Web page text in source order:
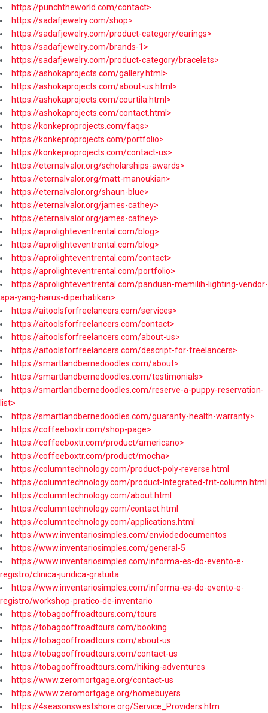
https://punchtheworld.com/contact>
https://sadafjewelry.com/shop>
https://sadafjewelry.com/product-category/earings>
https://sadafjewelry.com/brands-1>
https://sadafjewelry.com/product-category/bracelets>
https://ashokaprojects.com/gallery.html>
https://ashokaprojects.com/about-us.html>
https://ashokaprojects.com/courtila.html>
https://ashokaprojects.com/contact.html>
https://konkeproprojects.com/faqs>
https://konkeproprojects.com/portfolio>
https://konkeproprojects.com/contact-us>
https://eternalvalor.org/scholarships-awards>
https://eternalvalor.org/matt-manoukian>
https://eternalvalor.org/shaun-blue>
https://eternalvalor.org/james-cathey>
https://eternalvalor.org/james-cathey>
https://aprolighteventrental.com/blog>
https://aprolighteventrental.com/blog>
https://aprolighteventrental.com/contact>
https://aprolighteventrental.com/portfolio>
https://aprolighteventrental.com/panduan-memilih-lighting-vendor-
apa-yang-harus-diperhatikan>
https://aitoolsforfreelancers.com/services>
https://aitoolsforfreelancers.com/contact>
https://aitoolsforfreelancers.com/about-us>
https://aitoolsforfreelancers.com/descript-for-freelancers>
https://smartlandbernedoodles.com/about>
https://smartlandbernedoodles.com/testimonials>
https://smartlandbernedoodles.com/reserve-a-puppy-reservation-
list>
https://smartlandbernedoodles.com/guaranty-health-warranty>
https://coffeeboxtr.com/shop-page>
https://coffeeboxtr.com/product/americano>
https://coffeeboxtr.com/product/mocha>
https://columntechnology.com/product-poly-reverse.html
https://columntechnology.com/product-Integrated-frit-column.html
https://columntechnology.com/about.html
https://columntechnology.com/contact.html
https://columntechnology.com/applications.html
https://www.inventariosimples.com/enviodedocumentos
https://www.inventariosimples.com/general-5
https://www.inventariosimples.com/informa-es-do-evento-e-
registro/clinica-juridica-gratuita
https://www.inventariosimples.com/informa-es-do-evento-e-
registro/workshop-pratico-de-inventario
https://tobagooffroadtours.com/tours
https://tobagooffroadtours.com/booking
https://tobagooffroadtours.com/about-us
https://tobagooffroadtours.com/contact-us
https://tobagooffroadtours.com/hiking-adventures
https://www.zeromortgage.org/contact-us
https://www.zeromortgage.org/homebuyers
https://4seasonswestshore.org/Service_Providers.htm